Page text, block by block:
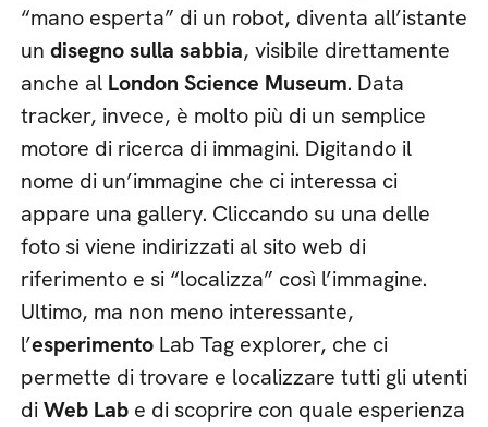
“mano esperta” di un robot, diventa all’istante
un disegno sulla sabbia, visibile direttamente
anche al London Science Museum. Data
tracker, invece, è molto più di un semplice
motore di ricerca di immagini. Digitando il
nome di un’immagine che ci interessa ci
appare una gallery. Cliccando su una delle
foto si viene indirizzati al sito web di
riferimento e si “localizza” così l’immagine.
Ultimo, ma non meno interessante,
l’esperimento Lab Tag explorer, che ci
permette di trovare e localizzare tutti gli utenti
diWeb Lab e di scoprire con quale esperienza